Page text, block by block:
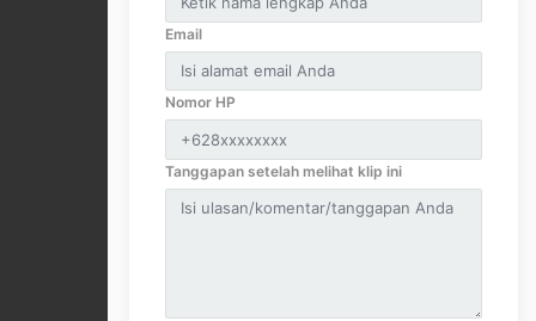
Email
Nomor HP
Tanggapan setelah melihat klip ini